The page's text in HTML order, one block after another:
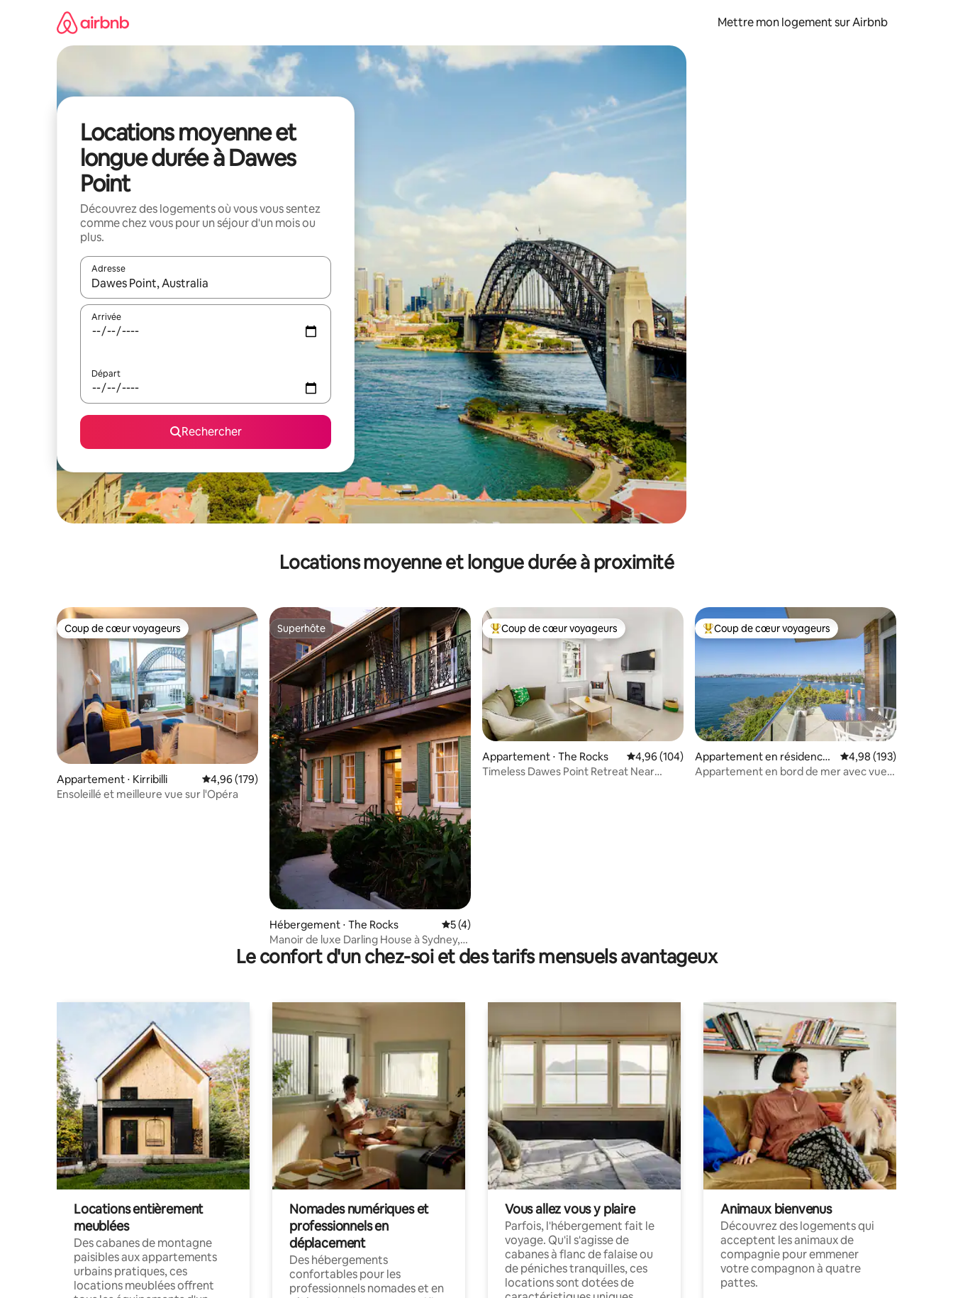
Mettre mon logement sur Airbnb
Locations moyenne et
longue durée à Dawes
Point
Découvrez des logements où vous vous sentez
comme chez vous pour un séjour d'un mois ou
plus.
Adresse
Lorsque les résultats s'affichent, utilisez les flèches vers le haut et vers le bas pour les parcourir ou en appuyant et en faisant glisser.
Arrivée
Départ
Rechercher
Locations moyenne et longue durée à proximité
Coup de cœur voyageurs
Coup de cœur voyageurs
Appartement ⋅ Kirribilli Évaluation moyenne sur la base de 179 commentaires : 4,96 sur 5
4,96 (179)
Ensoleillé et meilleure vue sur l'Opéra
Superhôte
Superhôte
Hébergement ⋅ The Rocks Évaluation moyenne sur la base de 4 commentaires : 5 sur 5
5 (4)
Manoir de luxe Darling House à Sydney,
Australie
Coups de cœur voyageurs les plus appréciés
Coup de cœur voyageurs
Appartement ⋅ The Rocks Évaluation moyenne sur la base de 104 commentaires : 4,96 sur 5
4,96 (104)
Timeless Dawes Point Retreat Near
Coups de cœur voyageurs les plus appréciés
Coup de cœur voyageurs
Appartement en résidence ⋅
Mosman
Évaluation moyenne
4,98 (193)
Appartement en bord de mer avec vue
Le confort d'un chez-soi et des tarifs mensuels avantageux
Locations entièrement
meublées
Des cabanes de montagne
paisibles aux appartements
urbains pratiques, ces
locations meublées offrent
Nomades numériques et
professionnels en
déplacement
Des hébergements
confortables pour les
professionnels nomades et en
Vous allez vous y plaire
Parfois, l'hébergement fait le
voyage. Qu'il s'agisse de
cabanes à flanc de falaise ou
de péniches tranquilles, ces
locations sont dotées de
Animaux bienvenus
Découvrez des logements qui
acceptent les animaux de
compagnie pour emmener
votre compagnon à quatre
pattes.